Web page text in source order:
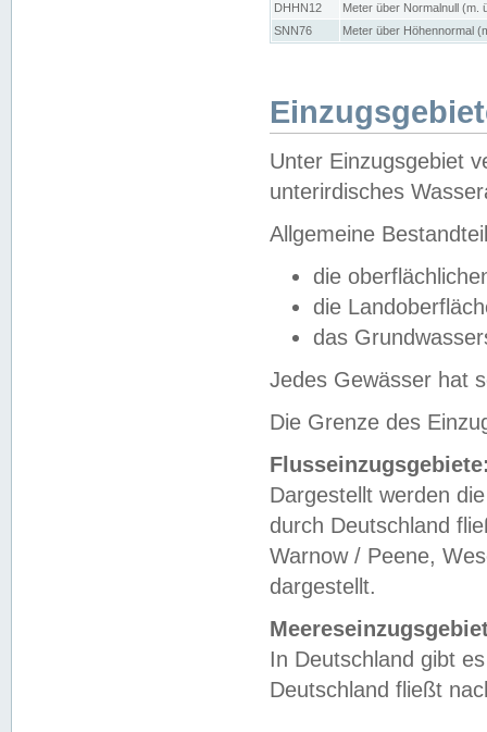
DHHN12
Meter über Normalnull (m.
SNN76
Meter über Höhennormal
Unter Einzugsgebiet
unterirdisches
Allgemeine
die
die
das
Jedes Gewässer hat
Die Grenze des
Dargestellt werden
durch Deutschland
Warnow / Peene,
dargestellt.
In Deutschland gibt
Deutschland fließt